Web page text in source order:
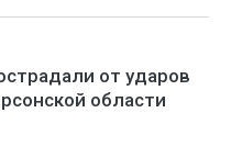
от ударов
области